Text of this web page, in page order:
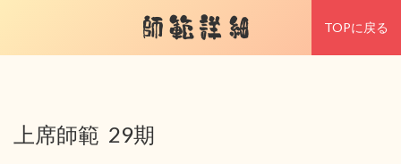
師範詳細 TOPに戻る
上席師範 29期